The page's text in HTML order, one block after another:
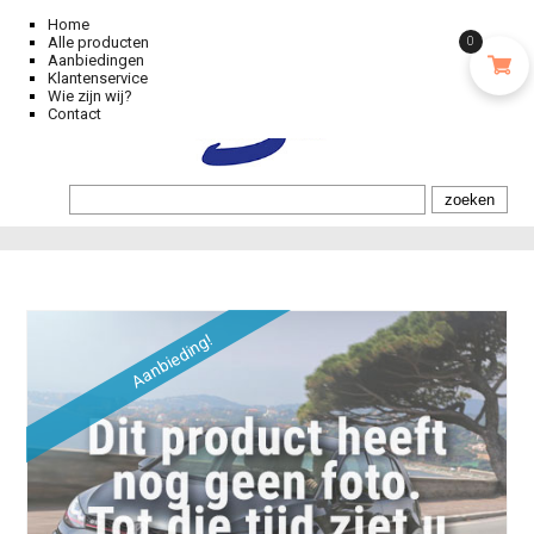
Home
Alle producten
Aanbiedingen
Klantenservice
Wie zijn wij?
Contact
Aanbieding!
0